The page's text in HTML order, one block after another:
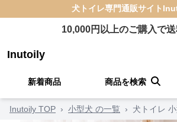
犬トイレ専門通販サイト
10,000円以上のご購入で
Inutoily
新着商品 商品を検索
Inutoily TOP › 小型犬 の一覧 › 犬トイレ